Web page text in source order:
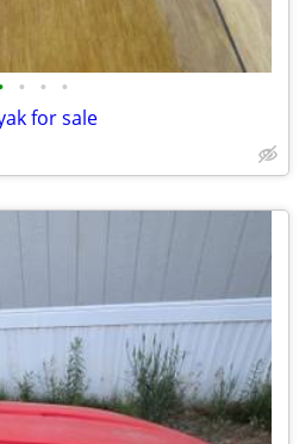
• • •
for sale